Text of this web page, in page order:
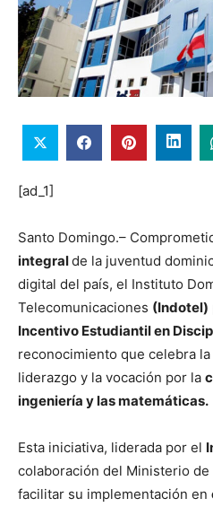
[ad_1]
Santo Domingo.–
integralde la juventud
digital del país, el Instituto
Telecomunicaciones (Indotel)
Incentivo Estudiantil en
reconocimiento que celebra
liderazgo y la vocación por la
ingeniería y las matemáticas.
Esta iniciativa, liderada por el
colaboración del Ministerio de
facilitar su implementación en